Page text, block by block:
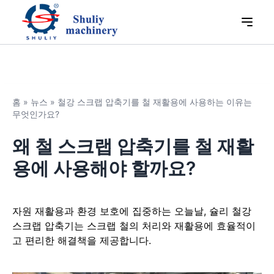
홈 » 뉴스 » 철강 스크랩 압축기를 철 재활용에 사용하는 이유는
무엇인가요?
왜 철 스크랩 압축기를 철 재활
용에 사용해야 할까요?
자원 재활용과 환경 보호에 집중하는 오늘날, 슐리 철강
스크랩 압축기는 스크랩 철의 처리와 재활용에 효율적이
고 편리한 해결책을 제공합니다.